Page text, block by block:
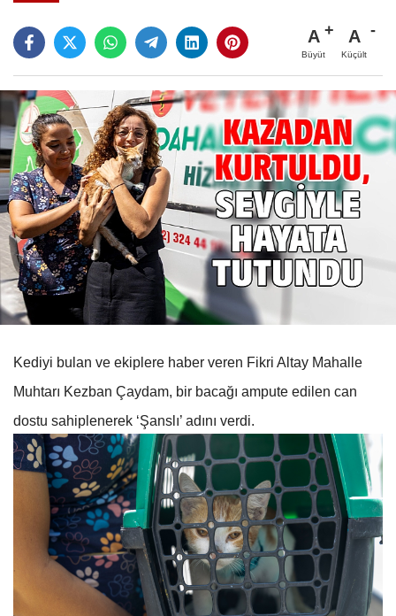
A
Büyüt
A
Küçült
Kediyi bulan ve ekiplere haber veren Fikri Altay Mahalle
Muhtarı Kezban Çaydam, bir bacağı ampute edilen can
dostu sahiplenerek ‘Şanslı’ adını verdi.